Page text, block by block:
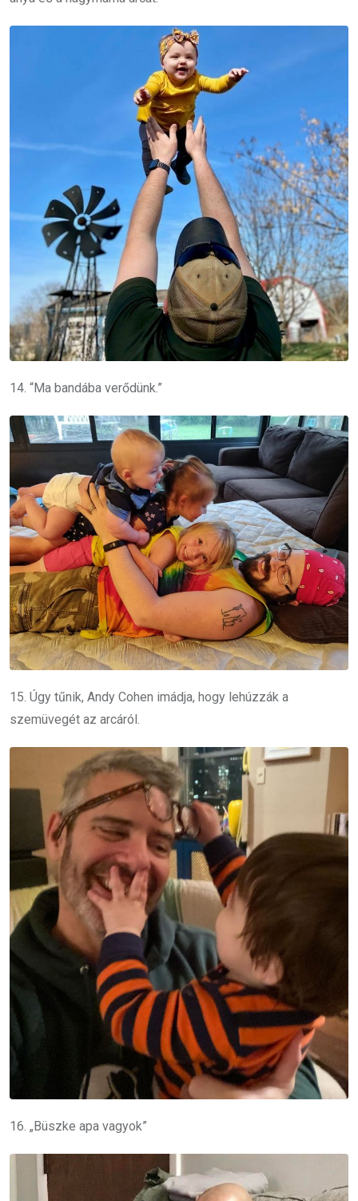
14. “Ma bandába verődünk.”
15. Úgy tűnik, Andy Cohen imádja, hogy lehúzzák a
szemüvegét az arcáról.
16. „Büszke apa vagyok”